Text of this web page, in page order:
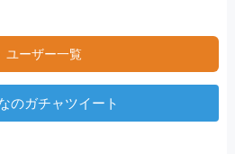
ユーザー一覧
のガチャツイート